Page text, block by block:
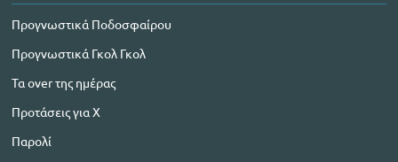
Προγνωστικά Ποδοσφαίρου
Προγνωστικά Γκολ Γκολ
Τα over της ημέρας
Προτάσεις για Χ
Παρολί